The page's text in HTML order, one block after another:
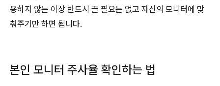
용하지 않는 이상 반드시 끌 필요는 없고 자신의 모니터에 맞
춰주기만 하면 됩니다.
본인 모니터 주사율 확인하는 법